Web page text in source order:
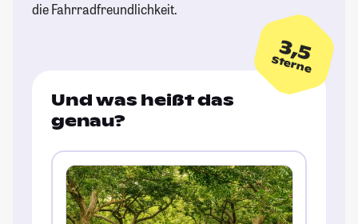
die Fahrradfreundlichkeit.
3,5
Sterne
Und was heißt das
genau?